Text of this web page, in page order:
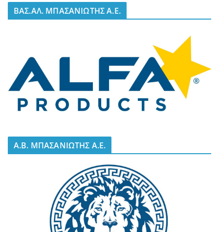
BΑΣ.ΑΛ. ΜΠΑΣΑΝΙΩΤΗΣ Α.Ε.
A.B. ΜΠΑΣΑΝΙΩΤΗΣ Α.Ε.